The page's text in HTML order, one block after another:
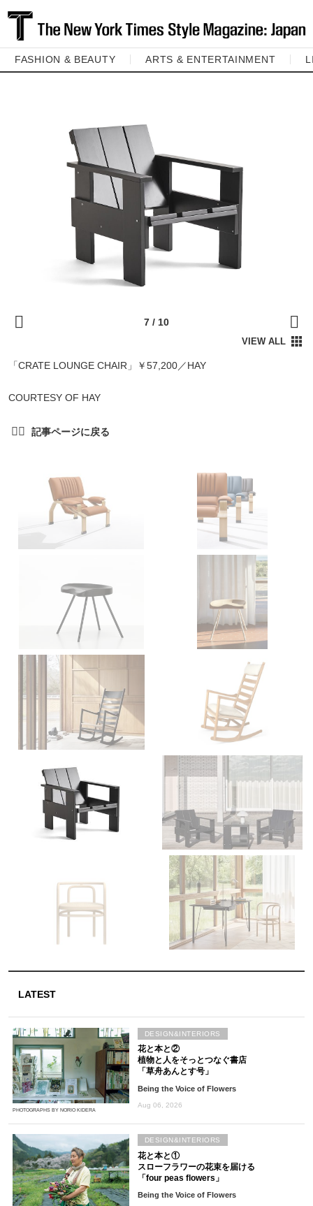
FASHION & BEAUTY ARTS & ENTERTAINMENT
「CRATE LOUNGE CHAIR」￥57,200／HAY
COURTESY OF HAY
LATEST
PHOTOGRAPHS BY NORIO KIDERA
花と本と②
植物と人をそっとつなぐ書店
「草舟あんとす号」
Being the Voice of Flowers
Aug 06, 2026
DESIGN&INTERIORS
花と本と①
スローフラワーの花束を届ける
「four peas flowers」
Being the Voice of Flowers
DESIGN&INTERIORS